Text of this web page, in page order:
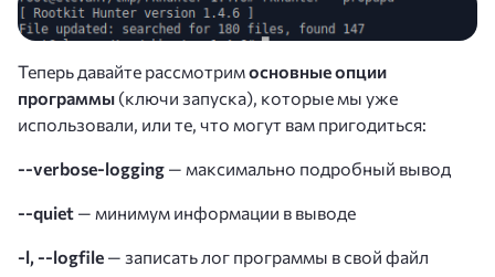
Теперь давайте рассмотримосновные опции
программы (ключи запуска), которые мы уже
использовали, или те, что могут вам пригодиться:
--verbose-logging — максимально подробный вывод
--quiet — минимум информации в выводе
-l, --logfile — записать лог программы в свой файл